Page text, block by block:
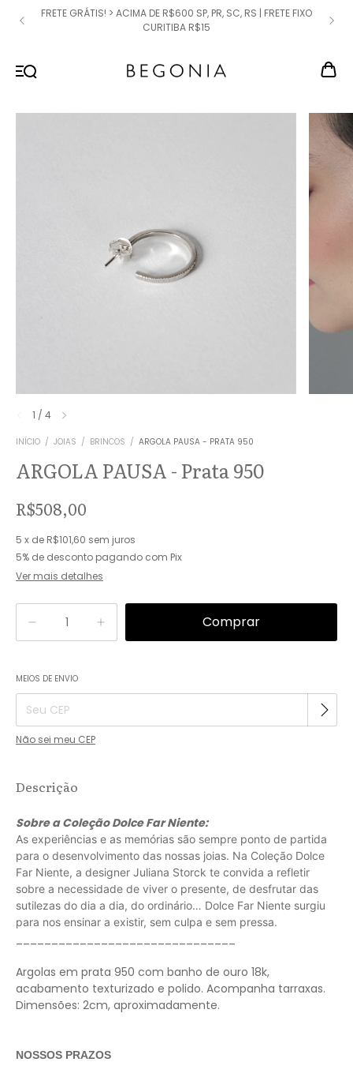
FRETE GRÁTIS! > ACIMA DE R$600 SP, PR, SC, RS | FRETE FIXO
CURITIBA R$15
1 / 4
INÍCIO / JOIAS / BRINCOS / ARGOLA PAUSA - PRATA 950
ARGOLA PAUSA - Prata 950
R$508,00
5 x de R$101,60 sem juros
5% de desconto pagando com Pix
Ver mais detalhes
Entregas para o CEP:
MEIOS DE ENVIO
Não sei meu CEP
Descrição
Sobre a Coleção Dolce Far Niente:
As experiências e as memórias são sempre ponto de partida
para o desenvolvimento das nossas joias. Na Coleção Dolce
Far Niente, a designer Juliana Storck te convida a refletir
sobre a necessidade de viver o presente, de desfrutar das
sutilezas do dia a dia, do ordinário… Dolce Far Niente surgiu
para nos ensinar a existir, sem culpa e sem pressa.
Argolas em prata 950 com banho de ouro 18k,
acabamento texturizado e polido. Acompanha tarraxas.
Dimensões: 2cm, aproximadamente.
NOSSOS PRAZOS